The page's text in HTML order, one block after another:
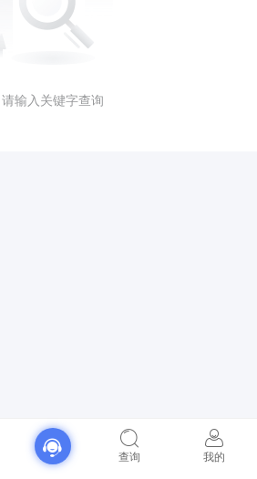
请输入关键字查询
查询 我的